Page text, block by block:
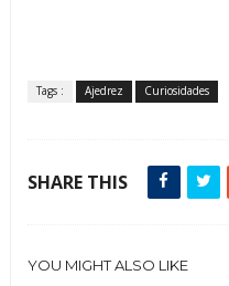
Tags : Ajedrez Curiosidades
SHARE THIS
YOU MIGHT ALSO LIKE